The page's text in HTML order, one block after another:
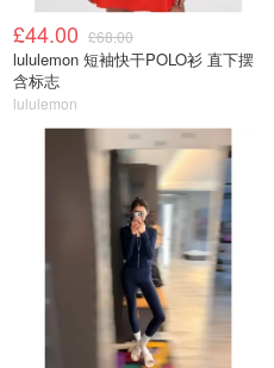
£44.00 £68.00
lululemon 短袖快干POLO衫 直下摆
含标志
lululemon